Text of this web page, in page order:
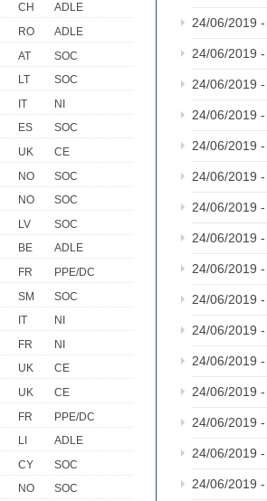
CH
ADLE
RO
ADLE
AT
SOC
LT
SOC
IT
NI
ES
SOC
UK
CE
NO
SOC
NO
SOC
LV
SOC
BE
ADLE
FR
PPE/DC
SM
SOC
IT
NI
FR
NI
UK
CE
UK
CE
FR
PPE/DC
LI
ADLE
CY
SOC
NO
SOC
24/06/2019 -
24/06/2019 -
24/06/2019 -
24/06/2019 -
24/06/2019 -
24/06/2019 -
24/06/2019 -
24/06/2019 -
24/06/2019 -
24/06/2019 -
24/06/2019 -
24/06/2019 -
24/06/2019 -
24/06/2019 -
24/06/2019 -
24/06/2019 -